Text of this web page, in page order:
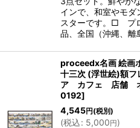
インで、和室やモダ
スターです。□ プ
品、全国（沖縄、離
proceedx名画 絵画
十三次 (浮世絵)額
ア カフェ 店舗
0192]
4,545円(税別)
(税込: 5,000円)